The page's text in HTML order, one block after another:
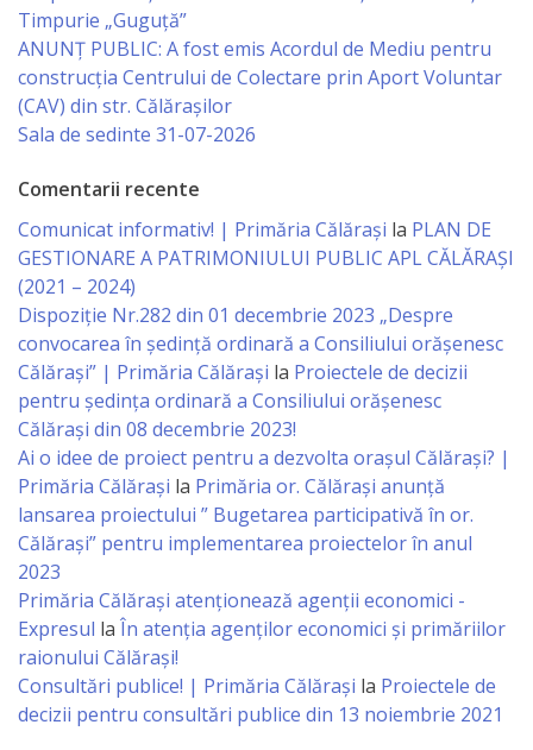
Specialist
în
Construcţii,
Gospodărie
Comunală
şi
Drumuri
Specialist
în
Problemele
Antreprenoriat,
Business
Comerţ
Specialist
în
Timpurie „Guguță”
ANUNȚ PUBLIC: A fost emis Acordul de Mediu pentru
construcția Centrului de Colectare prin Aport Voluntar
(CAV) din str. Călărașilor
Sala de sedinte 31-07-2026
Comentarii recente
Comunicat informativ! | Primăria Călărași la PLAN DE
GESTIONARE A PATRIMONIULUI PUBLIC APL CĂLĂRAȘI
(2021 – 2024)
Dispoziție Nr.282 din 01 decembrie 2023 „Despre
convocarea în ședință ordinară a Consiliului orășenesc
Călărași” | Primăria Călărași la Proiectele de decizii
pentru ședința ordinară a Consiliului orășenesc
Călărași din 08 decembrie 2023!
Ai o idee de proiect pentru a dezvolta orașul Călărași? |
Primăria Călărași la Primăria or. Călărași anunță
lansarea proiectului ” Bugetarea participativă în or.
Călărași” pentru implementarea proiectelor în anul
2023
Primăria Călăraşi atenţionează agenţii economici -
Expresul la În atenția agenților economici și primăriilor
raionului Călărași!
Consultări publice! | Primăria Călărași la Proiectele de
decizii pentru consultări publice din 13 noiembrie 2021